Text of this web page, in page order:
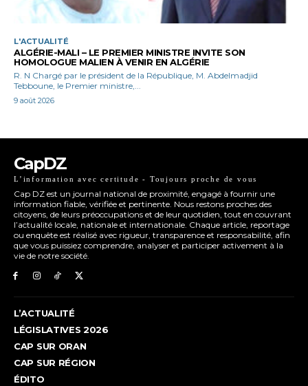
L'ACTUALITÉ
ALGÉRIE-MALI – LE PREMIER MINISTRE INVITE SON
HOMOLOGUE MALIEN À VENIR EN ALGÉRIE
R. N Chargé par le président de la République, M. Abdelmadjid
Tebboune, le Premier ministre,...
9 août 2026
CapDZ
L’information avec certitude - Toujours proche de vous
Cap DZ est un journal national de proximité, engagé à fournir une
information fiable, vérifiée et pertinente. Nous restons proches des
citoyens, de leurs préoccupations et de leur quotidien, tout en couvrant
l’actualité locale, nationale et internationale. Chaque article, reportage
ou enquête est réalisé avec rigueur, transparence et responsabilité, afin
que vous puissiez comprendre, analyser et participer activement à la
vie de notre société.
L’ACTUALITÉ
LÉGISLATIVES 2026
CAP SUR ORAN
CAP SUR RÉGION
ÉDITO